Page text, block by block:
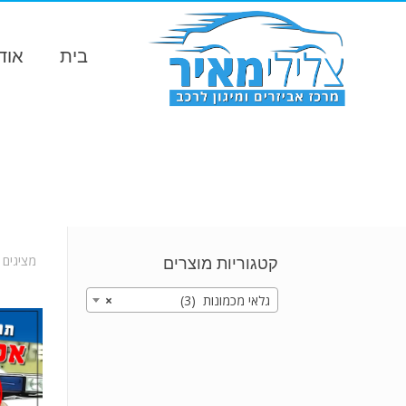
בית
מציגים את קטגוריות מוצרים
× גלאי מכמונות (3)